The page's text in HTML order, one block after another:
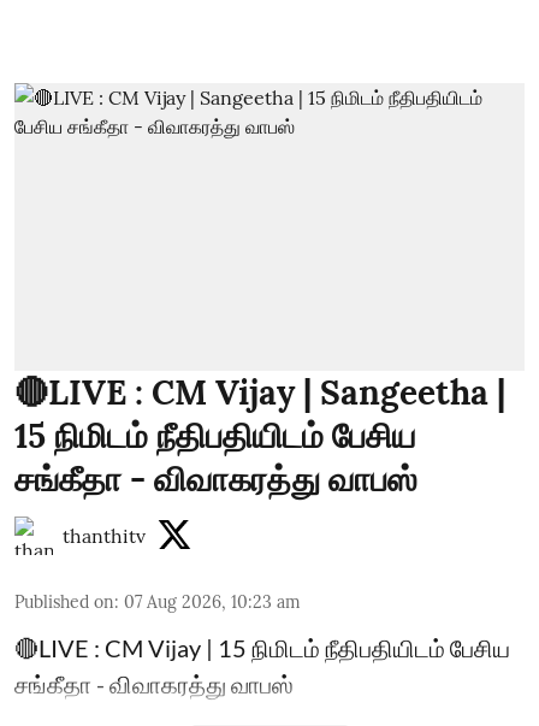
🔴LIVE : CM Vijay | Sangeetha |
15 நிமிடம் நீதிபதியிடம் பேசிய
சங்கீதா - விவாகரத்து வாபஸ்
thanthitv
Published on: 07 Aug 2026, 10:23 am
🔴LIVE : CM Vijay | 15 நிமிடம் நீதிபதியிடம் பேசிய
சங்கீதா - விவாகரத்து வாபஸ்